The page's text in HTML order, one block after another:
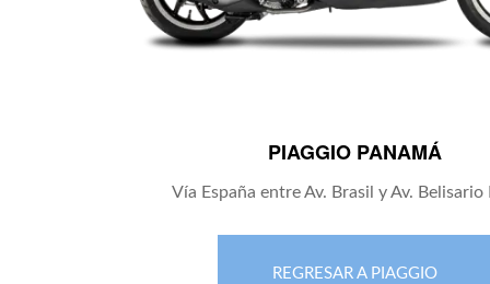
PIAGGIO PANAMÁ
Vía España entre Av. Brasil y Av. Belisario
REGRESAR A PIAGGIO